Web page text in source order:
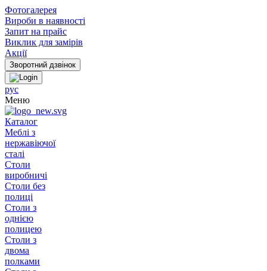
Фотогалерея
Вироби в наявності
Запит на прайс
Виклик для замірів
Акції
рус
Меню
Каталог
Меблі з
нержавіючої
сталі
Столи
виробничі
Столи без
полиці
Столи з
однією
полицею
Столи з
двома
полками